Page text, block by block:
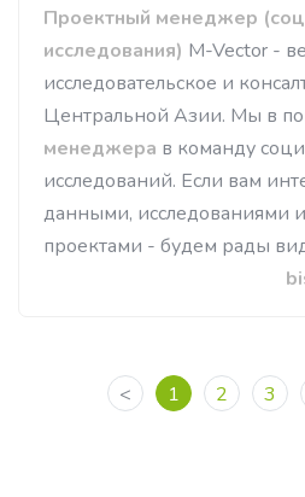
Проектный менеджер
исследования) M-Vector -
исследовательское и
Центральной Азии. Мы в
менеджера в команду
исследований. Если вам
данными, исследованиями
проектами - будем рады
< 1 2 3